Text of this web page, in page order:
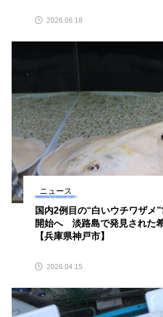
イトヨリダイ イモリ
イリエワニ イワナ イ
ウツボ ウナギ
ウマヅラハギ
エゾアイナメ エッセイ
オットセイ オニヒトデ
2026.06.18
ニュース
国内2例目の“白いウチワザメ
開始へ 淡路島で発見された
【兵庫県神戸市】
2026.04.15